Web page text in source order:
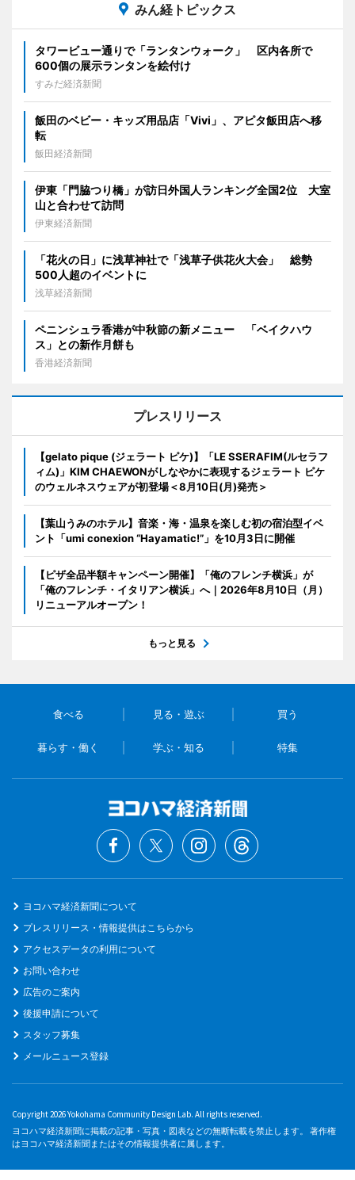
みん経トピックス
タワービュー通りで「ランタンウォーク」 区内各所で
600個の展示ランタンを絵付け
すみだ経済新聞
飯田のベビー・キッズ用品店「Vivi」、アピタ飯田店へ移
転
飯田経済新聞
伊東「門脇つり橋」が訪日外国人ランキング全国2位 大室
山と合わせて訪問
伊東経済新聞
「花火の日」に浅草神社で「浅草子供花火大会」 総勢
500人超のイベントに
浅草経済新聞
ペニンシュラ香港が中秋節の新メニュー 「ベイクハウ
ス」との新作月餅も
香港経済新聞
プレスリリース
【gelato pique (ジェラート ピケ)】「LE SSERAFIM(ルセラフ
ィム)」KIM CHAEWONがしなやかに表現するジェラート ピケ
のウェルネスウェアが初登場＜8月10日(月)発売＞
【葉山うみのホテル】音楽・海・温泉を楽しむ初の宿泊型イベ
ント「umi conexion “Hayamatic!”」を10月3日に開催
【ピザ全品半額キャンペーン開催】「俺のフレンチ横浜」が
「俺のフレンチ・イタリアン横浜」へ｜2026年8月10日（月）
リニューアルオープン！
もっと見る
食べる 見る・遊ぶ 買う
暮らす・働く 学ぶ・知る 特集
ヨコハマ経済新聞について
プレスリリース・情報提供はこちらから
アクセスデータの利用について
お問い合わせ
広告のご案内
後援申請について
スタッフ募集
メールニュース登録
Copyright 2026 Yokohama Community Design Lab. All rights reserved.
ヨコハマ経済新聞に掲載の記事・写真・図表などの無断転載を禁止します。 著作権
はヨコハマ経済新聞またはその情報提供者に属します。